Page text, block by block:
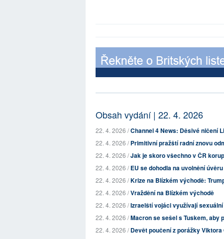
Obsah vydání | 22. 4. 2026
22. 4. 2026 /Channel 4 News: Děsivé ničení
22. 4. 2026 /Primitivní pražští radní znovu
22. 4. 2026 /Jak je skoro všechno v ČR
22. 4. 2026 /EU se dohodla na uvolnění
22. 4. 2026 /Krize na Blízkém východě:
22. 4. 2026 /Vraždění na Blízkém východě
22. 4. 2026 /Izraelští vojáci využívají
22. 4. 2026 /Macron se sešel s Tuskem, aby
22. 4. 2026 /Devět poučení z porážky Viktora